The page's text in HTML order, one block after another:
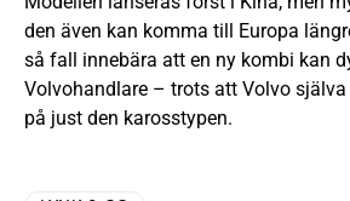
den även kan komma till Europa
så fall innebära att en ny kombi kan
Volvohandlare – trots att Volvo
på just den karosstypen.